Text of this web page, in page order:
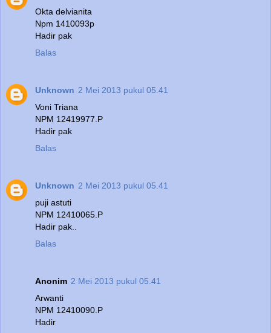
Okta delvianita
Npm 1410093p
Hadir pak
Balas
Unknown 2 Mei 2013 pukul 05.41
Voni Triana
NPM 12419977.P
Hadir pak
Balas
Unknown 2 Mei 2013 pukul 05.41
puji astuti
NPM 12410065.P
Hadir pak..
Balas
Anonim 2 Mei 2013 pukul 05.41
Arwanti
NPM 12410090.P
Hadir